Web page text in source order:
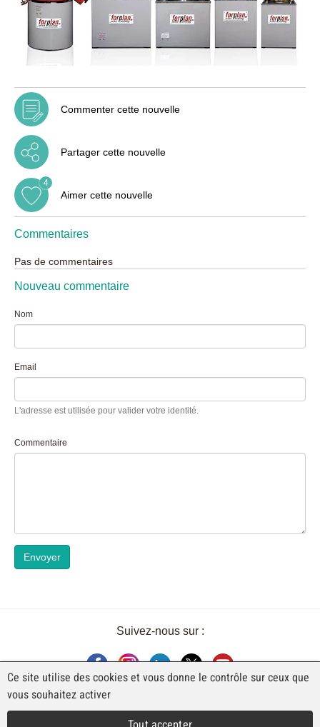
Commenter cette nouvelle
Partager cette nouvelle
Aimer cette nouvelle
4
Commentaires
Pas de commentaires
Nouveau commentaire
Nom
Email
L'adresse est utilisée pour valider votre identité.
Commentaire
Envoyer
Suivez-nous sur :
UNE EXPOSITION DE FAJI SA
Ce site utilise des cookies et vous donne le contrôle sur ceux que
vous souhaitez activer